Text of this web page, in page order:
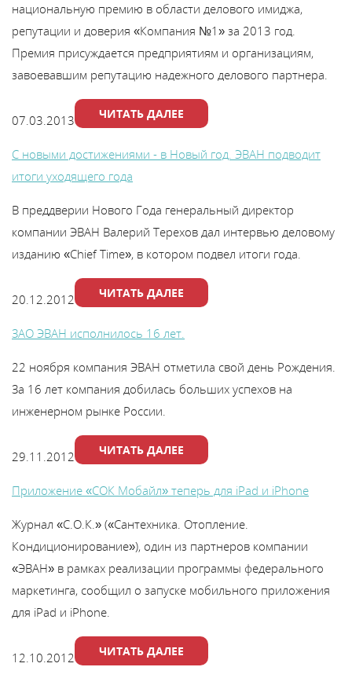
национальную премию в области делового имиджа,
репутации и доверия «Компания №1» за 2013 год.
Премия присуждается предприятиям и организациям,
завоевавшим репутацию надежного делового партнера.
07.03.2013 ЧИТАТЬ ДАЛЕЕ
С новыми достижениями - в Новый год. ЭВАН подводит
итоги уходящего года
В преддверии Нового Года генеральный директор
компании ЭВАН Валерий Терехов дал интервью деловому
изданию «Chief Time», в котором подвел итоги года.
20.12.2012 ЧИТАТЬ ДАЛЕЕ
ЗАО ЭВАН исполнилось 16 лет.
22 ноября компания ЭВАН отметила свой день Рождения.
За 16 лет компания добилась больших успехов на
инженерном рынке России.
29.11.2012 ЧИТАТЬ ДАЛЕЕ
Приложение «СОК Мобайл» теперь для iPad и iPhone
Журнал «С.О.К.» («Сантехника. Отопление.
Кондиционирование»), один из партнеров компании
«ЭВАН» в рамках реализации программы федерального
маркетинга, сообщил о запуске мобильного приложения
для iPad и iPhone.
12.10.2012 ЧИТАТЬ ДАЛЕЕ